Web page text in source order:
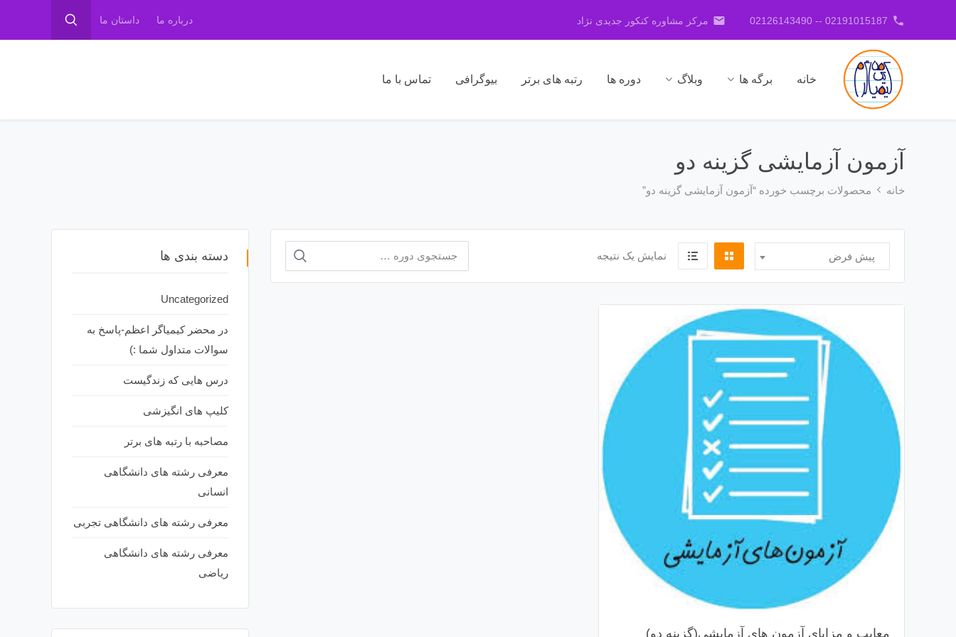
phone
02191015187 -- 02126143490
email مرکز مشاوره کنکور جدیدی نژاد درباره ما داستان ما
خانه برگه ها وبلاگ دوره ها رتبه های برتر بیوگرافی تماس با ما
آزمون آزمایشی گزینه دو
خانه محصولات برچسب خورده “آزمون آزمایشی گزینه دو”
پیش فرض نمایش یک نتیجه
برای:
معایب و مزایای آزمون های آزمایشی(گزینه دو)
دسته بندی ها
Uncategorized
در محضر کیمیاگر اعظم-پاسخ به
سوالات متداول شما :)
درس هایی که زندگیست
کلیپ های انگیزشی
مصاحبه با رتبه های برتر
معرفی رشته های دانشگاهی
انسانی
معرفی رشته های دانشگاهی تجربی
معرفی رشته های دانشگاهی
ریاضی